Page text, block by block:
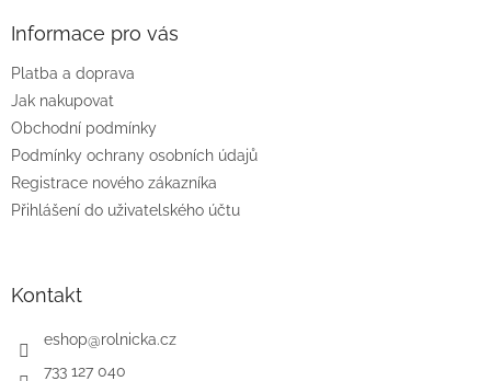
Informace pro vás
Platba a doprava
Jak nakupovat
Obchodní podmínky
Podmínky ochrany osobních údajů
Registrace nového zákazníka
Přihlášení do uživatelského účtu
Kontakt
eshop@rolnicka.cz
733 127 040